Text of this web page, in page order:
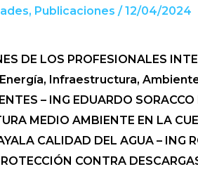
, Publicaciones /12/04/2024
DE LOS PROFESIONALES
Infraestructura,
– ING EDUARDO
MEDIO AMBIENTE EN LA
CALIDAD DEL AGUA – ING
CONTRA